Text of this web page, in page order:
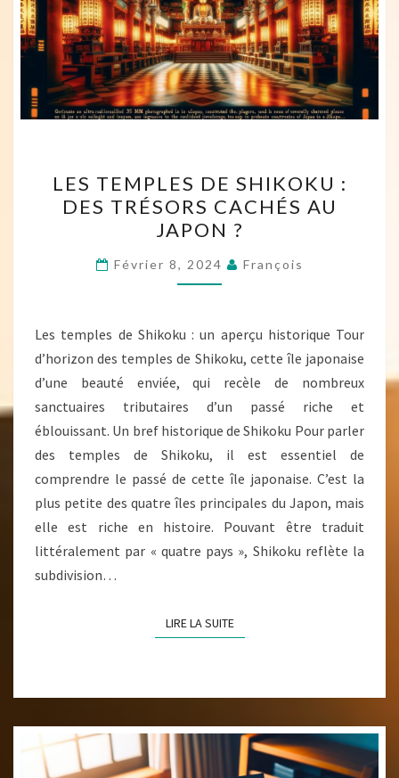
TEMPLES
DE
SHIKOKU
:
DES
CACHÉS
AU
JAPON
LES TEMPLES DE SHIKOKU :
DES TRÉSORS CACHÉS AU
JAPON ?
Février 8, 2024 François
Les temples de Shikoku : un aperçu historique Tour
d’horizon des temples de Shikoku, cette île japonaise
d’une beauté enviée, qui recèle de nombreux
sanctuaires tributaires d’un passé riche et
éblouissant. Un bref historique de Shikoku Pour parler
des temples de Shikoku, il est essentiel de
comprendre le passé de cette île japonaise. C’est la
plus petite des quatre îles principales du Japon, mais
elle est riche en histoire. Pouvant être traduit
littéralement par « quatre pays », Shikoku reflète la
subdivision…
LIRE LA SUITELIRE LA SUITE